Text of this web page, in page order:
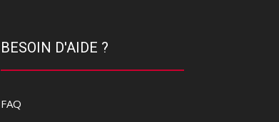
BESOIN D'AIDE ?
FAQ